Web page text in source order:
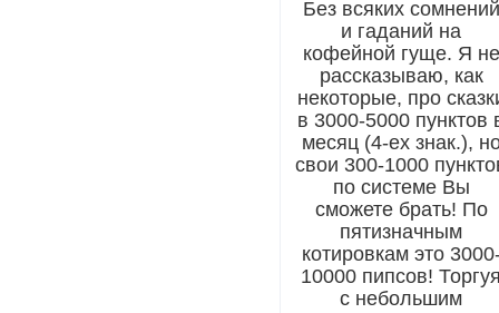
Без всяких сомнений
и гаданий на
кофейной гуще. Я не
рассказываю, как
некоторые, про
в 3000-5000 пунктов
месяц (4-ех знак.),
свои 300-1000
по системе Вы
сможете брать! По
пятизначным
котировкам это
10000 пипсов!
с небольшим